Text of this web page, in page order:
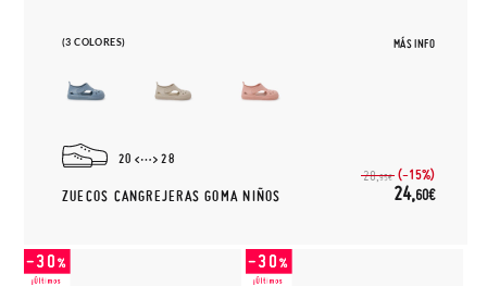
(3 COLORES) MÁS INFO
20 28
ZUECOS CANGREJERAS GOMA NIÑOS
28,95€ (-15%)
24,60€